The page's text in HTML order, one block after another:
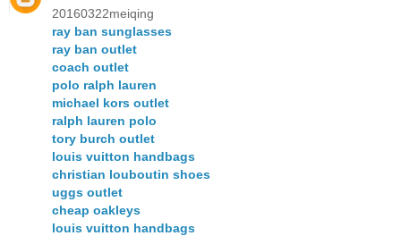
20160322meiqing
ray ban sunglasses
ray ban outlet
coach outlet
polo ralph lauren
michael kors outlet
ralph lauren polo
tory burch outlet
louis vuitton handbags
christian louboutin shoes
uggs outlet
cheap oakleys
louis vuitton handbags